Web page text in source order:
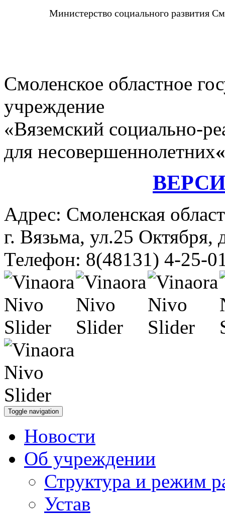
Министерство социального развития
Смоленское областное
учреждение
«Вяземский социально-
для несовершеннолетних
Адрес: Смоленская
г. Вязьма, ул.25 Октября,
Телефон: 8(48131) 4-25-
Toggle navigation
Новости
Об учреждении
Структура и режим
Устав